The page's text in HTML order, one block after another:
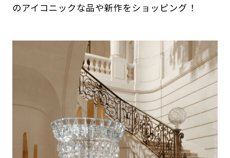
のアイコニックな品や新作をショッピング！